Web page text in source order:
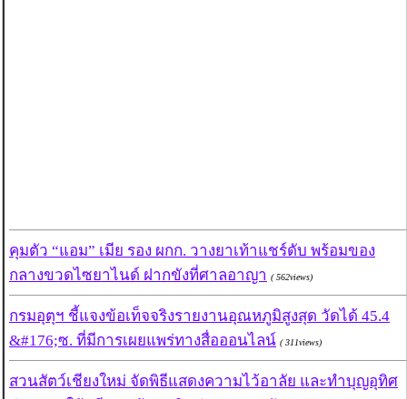
คุมตัว “แอม” เมีย รอง ผกก. วางยาเท้าแชร์ดับ พร้อมของ
กลางขวดไซยาไนด์ ฝากขังที่ศาลอาญา ( 562views)
กรมอุตุฯ ชี้แจงข้อเท็จจริงรายงานอุณหภูมิสูงสุด วัดได้ 45.4
&#176;ซ. ที่มีการเผยแพร่ทางสื่อออนไลน์ ( 311views)
สวนสัตว์เชียงใหม่ จัดพิธีแสดงความไว้อาลัย และทำบุญอุทิศ